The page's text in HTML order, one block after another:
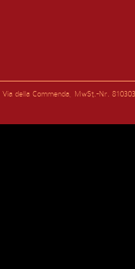
della Commenda, MwSt.-Nr.